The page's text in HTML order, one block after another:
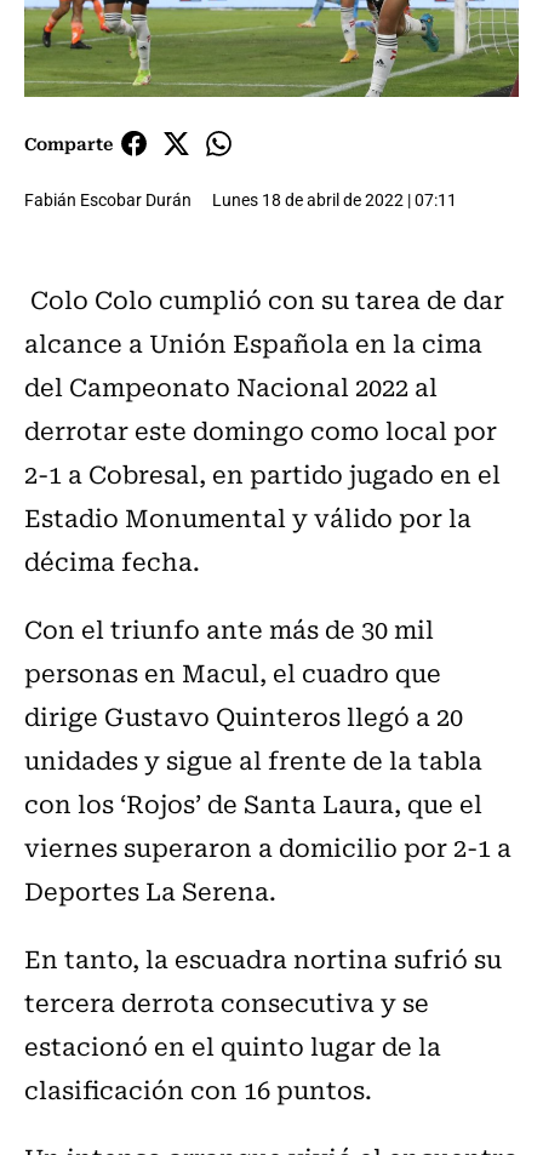
Comparte
Fabián Escobar Durán Lunes 18 de abril de 2022 | 07:11
Colo Colo cumplió con su tarea de dar
alcance a Unión Española en la cima
del Campeonato Nacional 2022 al
derrotar este domingo como local por
2-1 a Cobresal, en partido jugado en el
Estadio Monumental y válido por la
décima fecha.
Con el triunfo ante más de 30 mil
personas en Macul, el cuadro que
dirige Gustavo Quinteros llegó a 20
unidades y sigue al frente de la tabla
con los ‘Rojos’ de Santa Laura, que el
viernes superaron a domicilio por 2-1 a
Deportes La Serena.
En tanto, la escuadra nortina sufrió su
tercera derrota consecutiva y se
estacionó en el quinto lugar de la
clasificación con 16 puntos.